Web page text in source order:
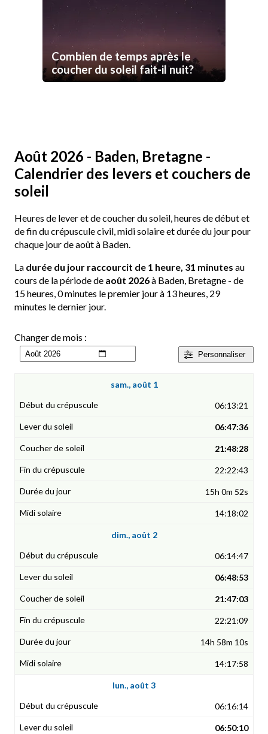
Combien de temps après le
coucher du soleil fait-il nuit?
Août 2026 - Baden, Bretagne -
Calendrier des levers et couchers de
soleil
Heures de lever et de coucher du soleil, heures de début et
de fin du crépuscule civil, midi solaire et durée du jour pour
chaque jour de août à Baden.
La durée du jour raccourcit de 1 heure, 31 minutes au
cours de la période de août 2026à Baden, Bretagne - de
15 heures, 0 minutes le premier jour à 13 heures, 29
minutes le dernier jour.
Personnaliser
Changer de mois :
sam., août 1
06:13:21
06:47:36
21:48:28
22:22:43
15h 0m 52s
14:18:02
dim., août 2
06:14:47
06:48:53
21:47:03
22:21:09
14h 58m 10s
14:17:58
lun., août 3
06:16:14
06:50:10